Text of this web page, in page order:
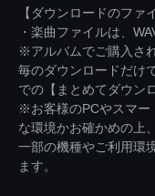
【ダウンロードのファ
・楽曲ファイルは、
※アルバムでご購入さ
毎のダウンロードだけ
での【まとめてダウン
※お客様のPCやスマー
な環境かお確かめの上
一部の機種やご利用環
ます。